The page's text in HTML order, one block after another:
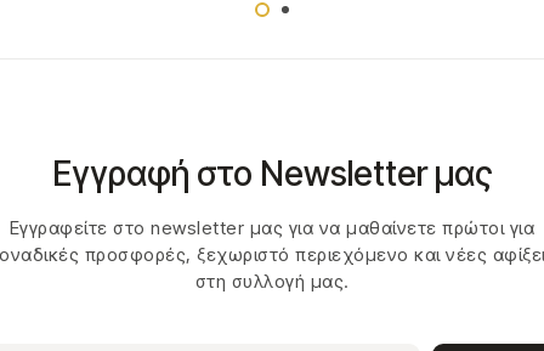
Εγγραφή στο Newsletter μας
Εγγραφείτε στο newsletter μας για να μαθαίνετε πρώτοι για
προσφορές, ξεχωριστό περιεχόμενο και νέες
στη συλλογή μας.